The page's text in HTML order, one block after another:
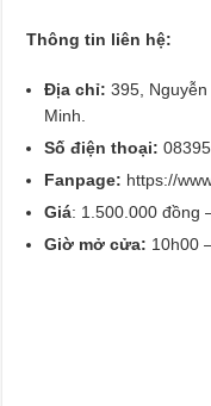
Thông tin liên hệ:
Địa chỉ:395,
Minh.
Số điện thoại:
Fanpage: https://
Giá: 1.500.000 đồng
Giờ mở cửa: 10h00